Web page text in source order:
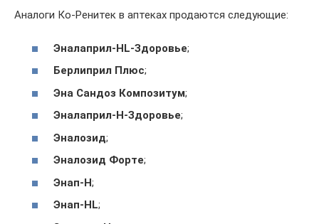
Аналоги Ко-Ренитек в аптеках продаются следующие:
Эналаприл-HL-Здоровье;
Берлиприл Плюс;
Эна Сандоз Композитум;
Эналаприл-H-Здоровье;
Эналозид;
Эналозид Форте;
Энап-Н;
Энап-HL;